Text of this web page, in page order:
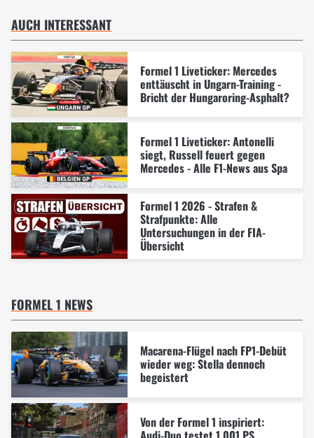
AUCH INTERESSANT
Formel 1 Liveticker: Mercedes
enttäuscht in Ungarn-Training -
Bricht der Hungaroring-Asphalt?
Formel 1 Liveticker: Antonelli
siegt, Russell feuert gegen
Mercedes - Alle F1-News aus Spa
Formel 1 2026 - Strafen &
Strafpunkte: Alle
Untersuchungen in der FIA-
Übersicht
FORMEL 1 NEWS
Macarena-Flügel nach FP1-Debüt
wieder weg: Stella dennoch
begeistert
Von der Formel 1 inspiriert: